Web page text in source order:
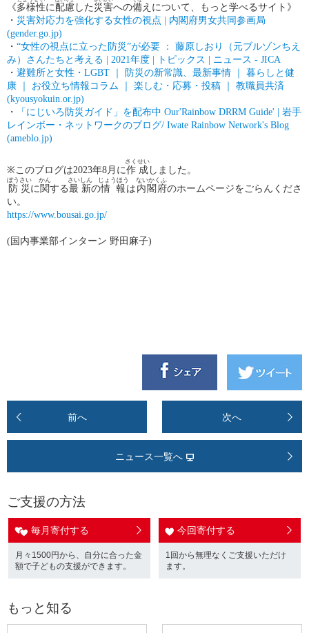
《多様性に配慮 した 災害への備えについて、もっと学べるサイト》
・ 災害対応力を強化する女性の視点 | 内閣府男女共同参画局
(gender.go.jp)
・ “女性の視点に立った防災”が必要 ： 藤原しおり（元ブルゾ ンちえ
み）さんたちと考える | 2021年度 | トピックス | ニュース - JICA
・ 避難所と女性・LGBT
防災の新常識、最新事情 ｜ 暮らしと健
康 ｜ お役立ち情報コラム ｜ 楽しむ・応募・投稿 ｜ 教職員共済
(kyousyokuin.or.jp)
・ 「にじいろ防災ガイド」を配布中 Our'Rainbow DRRM Guide' | 岩手
レインボー・ネットワークのブログ/ Iwate Rainbow Network's Blog
(ameblo.jp)
※このブログは2023年8月に作成
さくせい
しました。
防災
ぼうさい
に関
かん
する最新
さいしん
の情報
じょうほう
は 内閣府
ないかくふ
のホームページをごらんくださ
い。
https://www.bousai.go.jp/
( 国内事業部インターン 野田麻子)
前へ 次へ
ニュース一覧へ
ご支援の方法
毎月寄付する
月々1500円から、自分に合った金
額で子どもの支援ができます。
今回寄付する
1回から無理なくご支援いただけ
ます。
もっと知る